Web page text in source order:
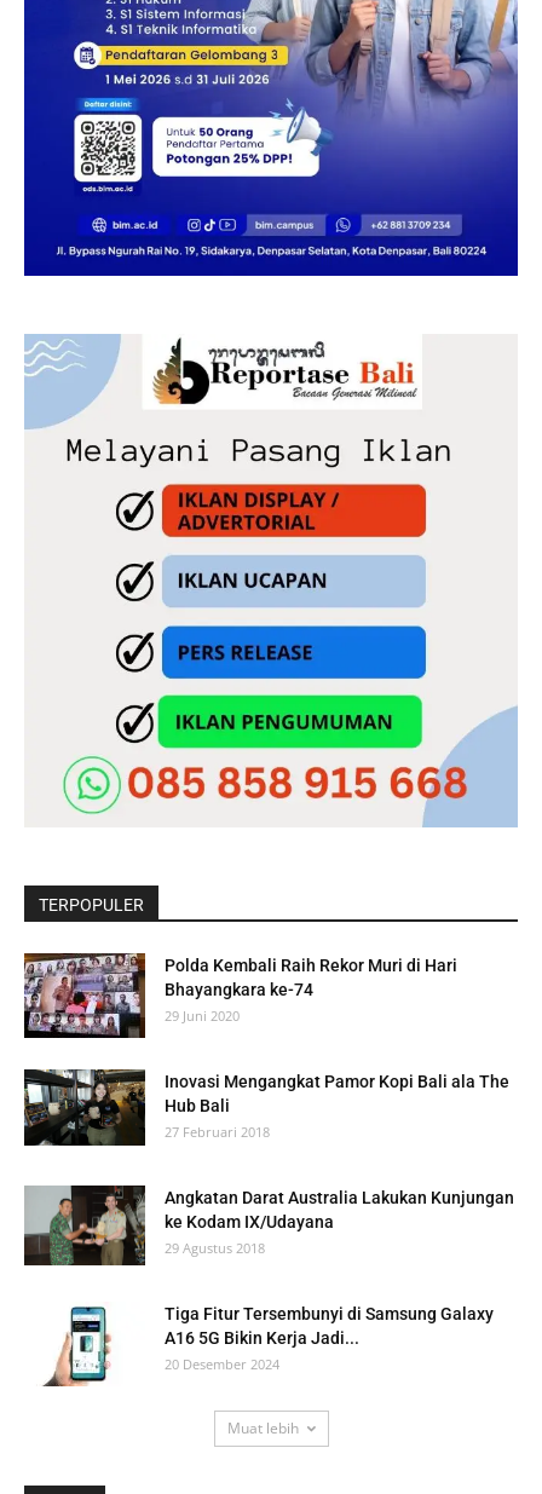
TERPOPULER
Polda Kembali Raih Rekor Muri di Hari
Bhayangkara ke-74
29 Juni 2020
Inovasi Mengangkat Pamor Kopi Bali ala The
Hub Bali
27 Februari 2018
Angkatan Darat Australia Lakukan Kunjungan
ke Kodam IX/Udayana
29 Agustus 2018
Tiga Fitur Tersembunyi di Samsung Galaxy
A16 5G Bikin Kerja Jadi...
20 Desember 2024
Muat lebih